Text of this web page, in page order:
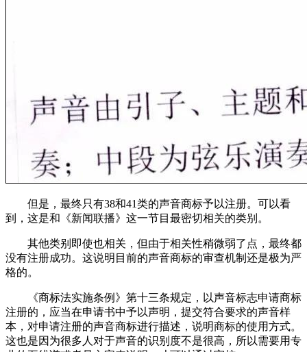
但是，最终只有38和41类的声音商标予以注册。可以看
到，这是和《新闻联播》这一节目最密切相关的类别。
其他类别即使也相关，但由于相关性稍微弱了点，最终都
没有注册成功。这说明目前的声音商标的审查机制还是极为严
格的。
《商标法实施条例》第十三条规定，以声音标志申请商标
注册的，应当在申请书中予以声明，提交符合要求的声音样
本，对申请注册的声音商标进行描述，说明商标的使用方式。
这也是因为很多人对于声音的识别度不是很高，所以需要用专